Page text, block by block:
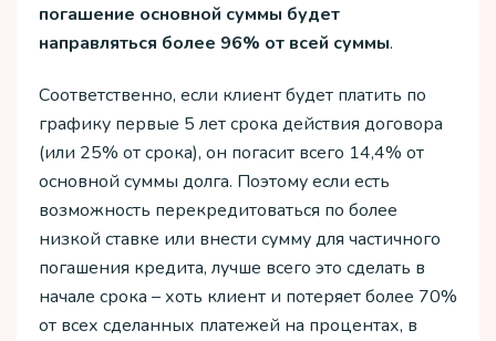
погашение основной суммы будет
направляться более 96% от всей суммы.
Соответственно, если клиент будет платить по
графику первые 5 лет срока действия договора
(или 25% от срока), он погасит всего 14,4% от
основной суммы долга. Поэтому если есть
возможность перекредитоваться по более
низкой ставке или внести сумму для частичного
погашения кредита, лучше всего это сделать в
начале срока – хоть клиент и потеряет более 70%
от всех сделанных платежей на процентах, в